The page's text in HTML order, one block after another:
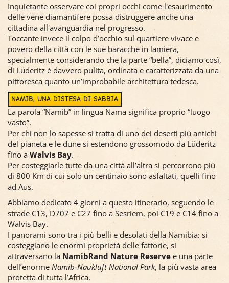
Inquietante osservare coi propri occhi come l'esaurimento
delle vene diamantifere possa distruggere anche una
cittadina all'avanguardia nel progresso.
Toccante invece il colpo d’occhio sul quartiere vivace e
povero della città con le sue baracche in lamiera,
specialmente considerando che la parte “bella”, diciamo così,
di Lüderitz è davvero pulita, ordinata e caratterizzata da una
pittoresca quanto un’improbabile architettura tedesca.
NAMIB, UNA DISTESA DI SABBIA
La parola “Namib” in lingua Nama significa proprio “luogo
vasto”.
Per chi non lo sapesse si tratta di uno dei deserti più antichi
del pianeta e le dune si estendono grossomodo da Lüderitz
fino a Walvis Bay.
Per costeggiarle tutte da una città all’altra si percorrono più
di 800 Km di cui solo un centinaio sono asfaltati, quelli fino
ad Aus.
Abbiamo dedicato 4 giorni a questo itinerario, seguendo le
strade C13, D707 e C27 fino a Sesriem, poi C19 e C14 fino a
Walvis Bay.
I panorami sono tra i più belli e desolati della Namibia: si
costeggiano le enormi proprietà delle fattorie, si
attraversano la NamibRand Nature Reserve e una parte
dell’enorme Namib-Naukluft National Park, la più vasta area
protetta di tutta l’Africa.